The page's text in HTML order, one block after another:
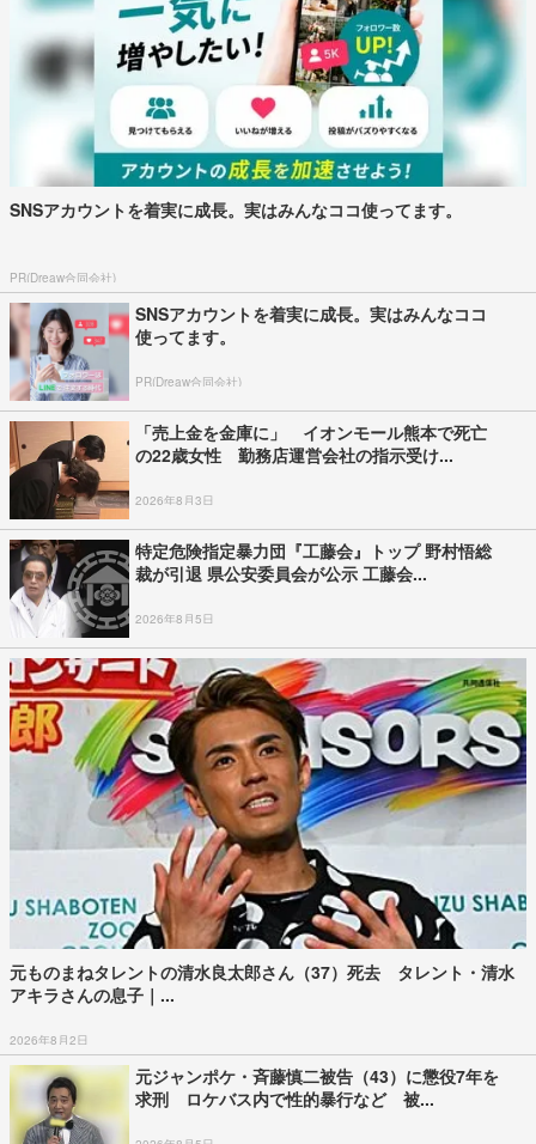
SNSアカウントを着実に成長。実はみんなココ使ってます。
PR(Dreaw合同会社)
SNSアカウントを着実に成長。実はみんなココ
使ってます。
PR(Dreaw合同会社)
「売上金を金庫に」 イオンモール熊本で死亡
の22歳女性 勤務店運営会社の指示受け...
2026年8月3日
特定危険指定暴力団『工藤会』トップ 野村悟総
裁が引退 県公安委員会が公示 工藤会...
2026年8月5日
元ものまねタレントの清水良太郎さん（37）死去 タレント・清水
アキラさんの息子｜...
2026年8月2日
元ジャンポケ・斉藤慎二被告（43）に懲役7年を
求刑 ロケバス内で性的暴行など 被...